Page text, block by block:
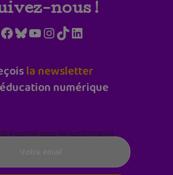
nous !
Facebook
Bluesky
YouTube
Instagram
TikTokLinkedIn
la newsletter
numérique
numérique (le lundi matin)